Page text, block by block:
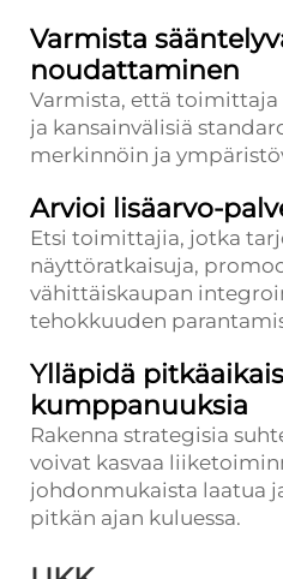
Varmista
noudattaminen
Varmista, että toimittaja
ja kansainvälisiä
merkinnöin ja
Arvioi lisäarvo-
Etsi toimittajia, jotka
näyttöratkaisuja,
vähittäiskaupan
tehokkuuden
Ylläpidä
kumppanuuksia
Rakenna strategisia
voivat kasvaa
johdonmukaista laatua
pitkän ajan kuluessa.